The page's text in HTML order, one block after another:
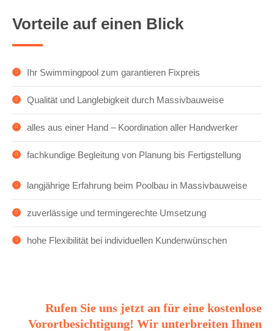
Vorteile auf einen Blick
Ihr Swimmingpool zum garantieren Fixpreis
Qualität und Langlebigkeit durch Massivbauweise
alles aus einer Hand – Koordination aller Handwerker
fachkundige Begleitung von Planung bis Fertigstellung
langjährige Erfahrung beim Poolbau in Massivbauweise
zuverlässige und termingerechte Umsetzung
hohe Flexibilität bei individuellen Kundenwünschen
Rufen Sie uns jetzt an für eine kostenlose
Vorortbesichtigung! Wir unterbreiten Ihnen